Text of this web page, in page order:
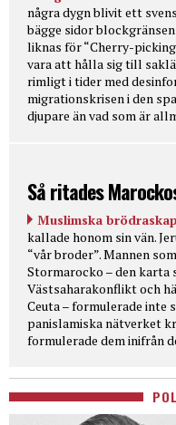
några dygn blivit ett
bägge sidor
liknas för “Cherry-
vara att hålla sig till
rimligt i tider med
migrationskrisen i den
djupare än vad som är
Så ritades
Muslimska
kallade honom sin vän.
“vår broder”. Mannen
Stormarocko – den
Västsaharakonflikt och
Ceuta – formulerade inte
panislamiska nätverket
formulerade dem inifrån